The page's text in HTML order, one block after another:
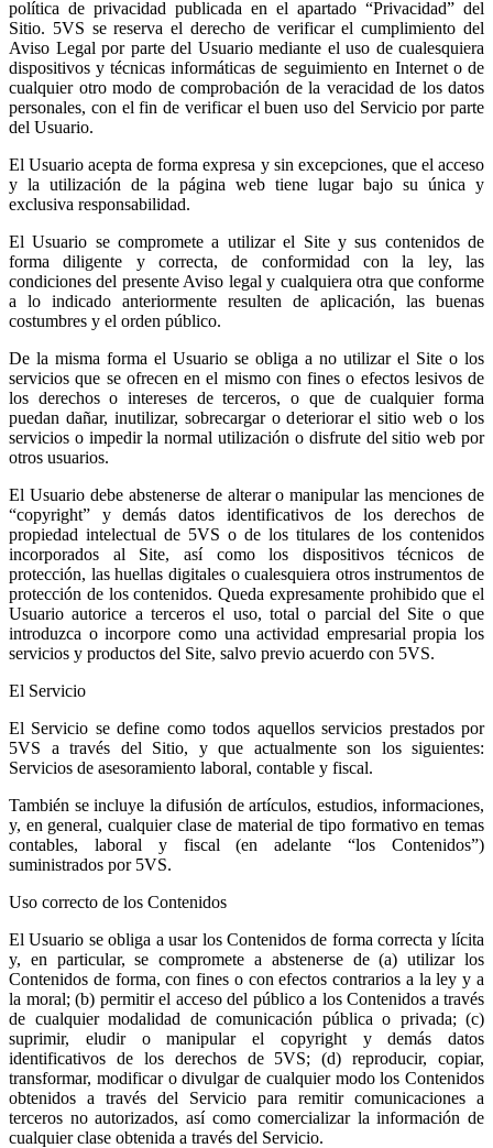
política de privacidad publicada en el apartado “Privacidad” del
Sitio. 5VS se reserva el derecho de verificar el cumplimiento del
Aviso Legal por parte del Usuario mediante el uso de cualesquiera
dispositivos y técnicas informáticas de seguimiento en Internet o de
cualquier otro modo de comprobación de la veracidad de los datos
personales, con el fin de verificar el buen uso del Servicio por parte
del Usuario.
El Usuario acepta de forma expresa y sin excepciones, que el acceso
y la utilización de la página web tiene lugar bajo su única y
exclusiva responsabilidad.
El Usuario se compromete a utilizar el Site y sus contenidos de
forma diligente y correcta, de conformidad con la ley, las
condiciones del presente Aviso legal y cualquiera otra que conforme
a lo indicado anteriormente resulten de aplicación, las buenas
costumbres y el orden público.
De la misma forma el Usuario se obliga a no utilizar el Site o los
servicios que se ofrecen en el mismo con fines o efectos lesivos de
los derechos o intereses de terceros, o que de cualquier forma
puedan dañar, inutilizar, sobrecargar o deteriorar el sitio web o los
servicios o impedir la normal utilización o disfrute del sitio web por
otros usuarios.
El Usuario debe abstenerse de alterar o manipular las menciones de
“copyright” y demás datos identificativos de los derechos de
propiedad intelectual de 5VS o de los titulares de los contenidos
incorporados al Site, así como los dispositivos técnicos de
protección, las huellas digitales o cualesquiera otros instrumentos de
protección de los contenidos. Queda expresamente prohibido que el
Usuario autorice a terceros el uso, total o parcial del Site o que
introduzca o incorpore como una actividad empresarial propia los
servicios y productos del Site, salvo previo acuerdo con 5VS.
El Servicio
El Servicio se define como todos aquellos servicios prestados por
5VS a través del Sitio, y que actualmente son los siguientes:
Servicios de asesoramiento laboral, contable y fiscal.
También se incluye la difusión de artículos, estudios, informaciones,
y, en general, cualquier clase de material de tipo formativo en temas
contables, laboral y fiscal (en adelante “los Contenidos”)
suministrados por 5VS.
Uso correcto de los Contenidos
El Usuario se obliga a usar los Contenidos de forma correcta y lícita
y, en particular, se compromete a abstenerse de (a) utilizar los
Contenidos de forma, con fines o con efectos contrarios a la ley y a
la moral; (b) permitir el acceso del público a los Contenidos a través
de cualquier modalidad de comunicación pública o privada; (c)
suprimir, eludir o manipular el copyright y demás datos
identificativos de los derechos de 5VS; (d) reproducir, copiar,
transformar, modificar o divulgar de cualquier modo los Contenidos
obtenidos a través del Servicio para remitir comunicaciones a
terceros no autorizados, así como comercializar la información de
cualquier clase obtenida a través del Servicio.